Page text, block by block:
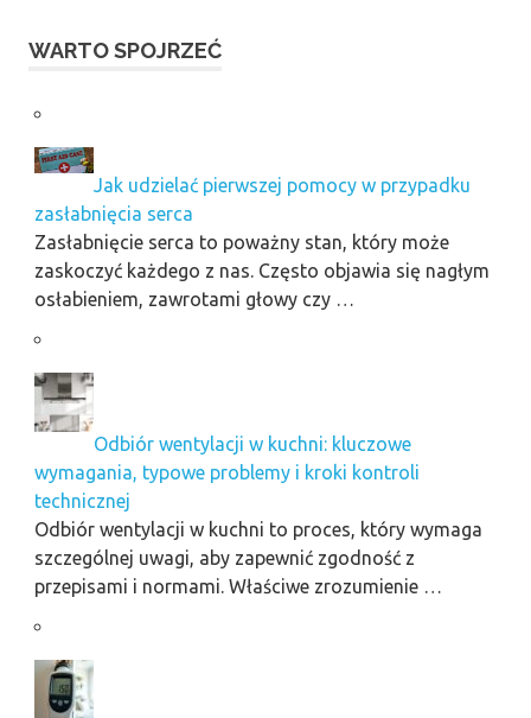
WARTO SPOJRZEĆ
Jak udzielać pierwszej pomocy w przypadku
zasłabnięcia serca
Zasłabnięcie serca to poważny stan, który może
zaskoczyć każdego z nas. Często objawia się nagłym
osłabieniem, zawrotami głowy czy …
Odbiór wentylacji w kuchni: kluczowe
wymagania, typowe problemy i kroki kontroli
technicznej
Odbiór wentylacji w kuchni to proces, który wymaga
szczególnej uwagi, aby zapewnić zgodność z
przepisami i normami. Właściwe zrozumienie …